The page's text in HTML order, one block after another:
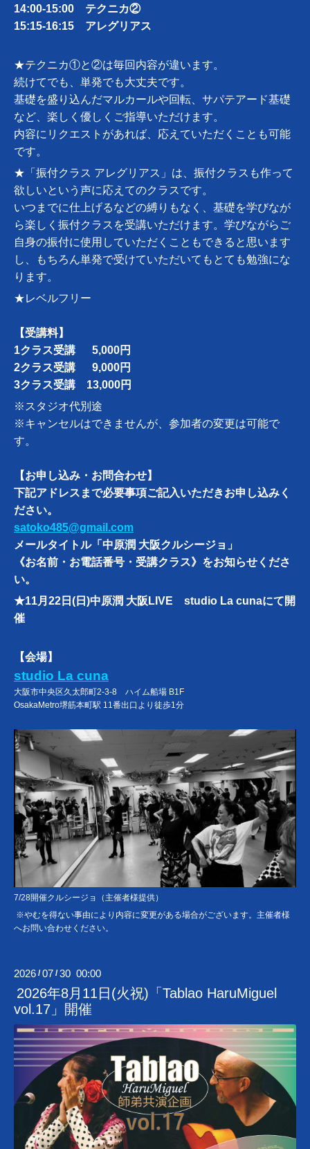
14:00-15:00 テクニカ②
15:15-16:15 アレグリアス
★テクニカ①と②は毎回内容が違います。
続けてでも、単発でも大丈夫です。
基礎を盛り込んだマルカールや回転、サパテアード基礎
など、楽しく優しくご指導いただけます。
内容にリクエストがあれば、応えていただくことも可能
です。
★「振付クラス アレグリアス」は、振付クラスも作って
欲しいという声に応えてのクラスです。
いつまでに仕上げるなどの縛りもなく、基礎を学びなが
ら楽しく振付クラスを受講いただけます。学びながらご
自身の振付に使用していただくこともできると思います
し、もちろん単発で受けていただいてもとても勉強にな
ります。
★レベルフリー
【受講料】
1クラス受講 5,000円
2クラス受講 9,000円
3クラス受講 13,000円
※スタジオ代別途
※キャンセルはできませんが、参加者の変更は可能で
す。
【お申し込み・お問合わせ】
下記アドレスまで必要事項ご記入いただきお申し込みく
ださい。
satoko485@gmail.com
メールタイトル「中原潤 大阪クルシージョ」
《お名前・お電話番号・受講クラス》をお知らせくださ
い。
★11月22日(日)中原潤 大阪LIVE studio La cunaにて開
催
【会場】
studio La cuna
大阪市中央区久太郎町2-3-8 ハイム船場 B1F
OsakaMetro堺筋本町駅 11番出口より徒歩1分
7/28開催クルシージョ（主催者様提供）
※やむを得ない事由により内容に変更がある場合がございます。主催者様
へお問い合わせください。
2026 /07 /30 00:00
2026年8月11日(火祝)「Tablao HaruMiguel
vol.17」開催